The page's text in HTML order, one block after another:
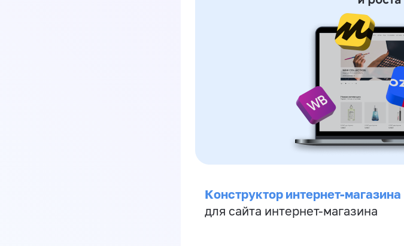
Конструктор интернет-магазина
для сайта интернет-магазина